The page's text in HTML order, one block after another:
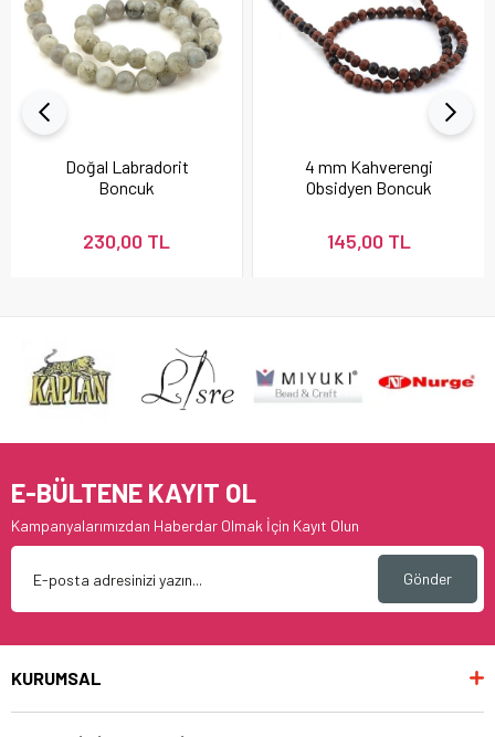
Doğal Labradorit
Boncuk
230,00 TL
4 mm Kahverengi
Obsidyen Boncuk
145,00 TL
E-BÜLTENE KAYIT OL
Kampanyalarımızdan Haberdar Olmak İçin Kayıt Olun
Gönder
KURUMSAL